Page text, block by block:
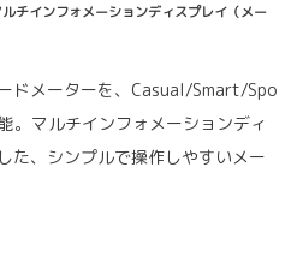
チインフォメーションディスプレイ（メー
ドメーターを、Casual/Smart/Spo
マルチインフォメーションディ
た、シンプルで操作しやすいメー